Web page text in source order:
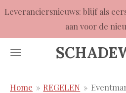
Ga
naar
de
Leveranciersnieuws: blijf als
aan voor de
Home » REGELEN »